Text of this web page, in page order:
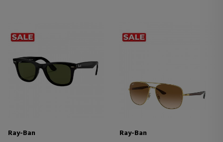
Ray-Ban
Ray-Ban